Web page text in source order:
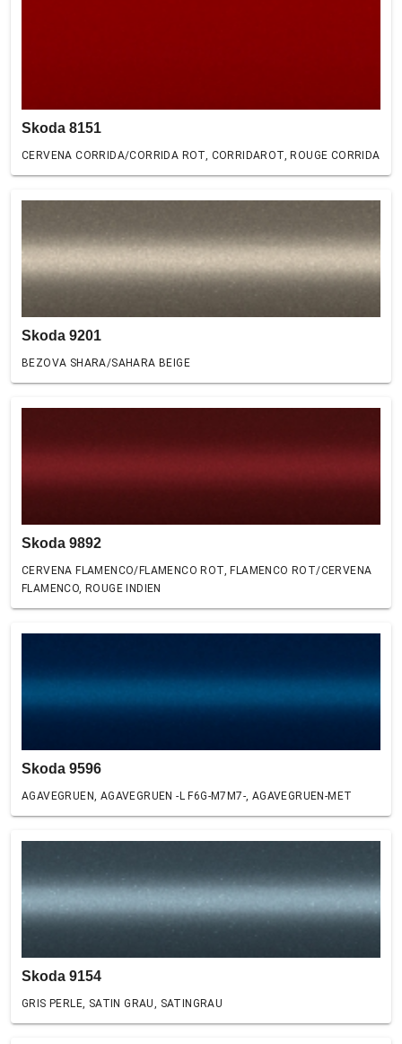
Skoda 8151
CERVENA CORRIDA/CORRIDA ROT, CORRIDAROT, ROUGE CORRIDA
Skoda 9201
BEZOVA SHARA/SAHARA BEIGE
Skoda 9892
CERVENA FLAMENCO/FLAMENCO ROT, FLAMENCO ROT/CERVENA
FLAMENCO, ROUGE INDIEN
Skoda 9596
AGAVEGRUEN, AGAVEGRUEN -L F6G-M7M7-, AGAVEGRUEN-MET
Skoda 9154
GRIS PERLE, SATIN GRAU, SATINGRAU